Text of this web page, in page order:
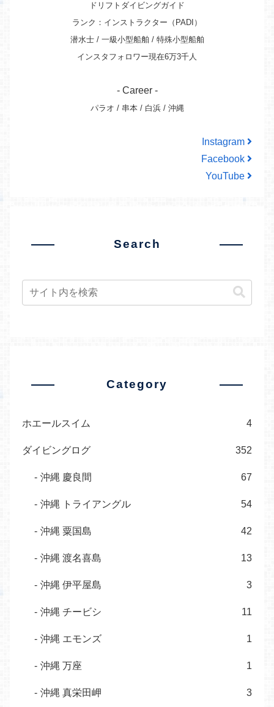
ドリフトダイビングガイド
ランク：インストラクター（PADI）
潜水士 / 一級小型船舶 / 特殊小型船舶
インスタフォロワー現在6万3千人
- Career -
パラオ / 串本 / 白浜 / 沖縄
Instagram
Facebook
YouTube
Search
Category
ホエールスイム 4
ダイビングログ 352
沖縄 慶良間 67
沖縄 トライアングル 54
沖縄 粟国島 42
沖縄 渡名喜島 13
沖縄 伊平屋島 3
沖縄 チービシ 11
沖縄 エモンズ 1
沖縄 万座 1
沖縄 真栄田岬 3